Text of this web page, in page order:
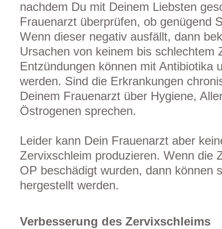
nachdem Du mit Deinem Liebsten
Frauenarzt überprüfen, ob genügend
Wenn dieser negativ ausfällt, dann
Ursachen von keinem bis schlechtem
Entzündungen können mit Antibiotika
werden. Sind die Erkrankungen
Deinem Frauenarzt über Hygiene,
Östrogenen sprechen.
Leider kann Dein Frauenarzt aber
Zervixschleim produzieren. Wenn die
OP beschädigt wurden, dann können
hergestellt werden.
Verbesserung des Zervixschleims